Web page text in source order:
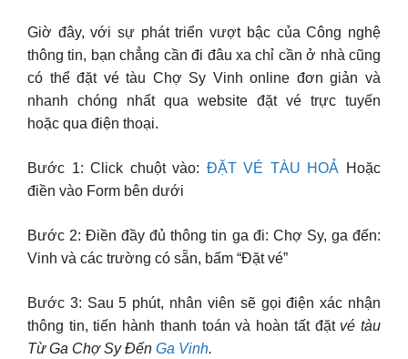
Giờ đây, với sự phát triển vượt bậc của Công nghệ
thông tin, bạn chẳng cần đi đâu xa chỉ cần ở nhà cũng
có thể đặt vé tàu Chợ Sy Vinh online đơn giản và
nhanh chóng nhất qua website đặt vé trực tuyến
hoặc qua điện thoại.
Bước 1: Click chuột vào: ĐẶT VÉ TÀU HOẢ Hoặc
điền vào Form bên dưới
Bước 2: Điền đầy đủ thông tin ga đi: Chợ Sy, ga đến:
Vinh và các trường có sẵn, bấm “Đặt vé”
Bước 3: Sau 5 phút, nhân viên sẽ gọi điện xác nhận
thông tin, tiến hành thanh toán và hoàn tất đặt vé tàu
Từ Ga Chợ Sy Đến Ga Vinh.